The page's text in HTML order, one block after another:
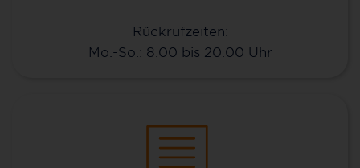
Rückrufzeiten:
Mo.-So.: 8.00 bis 20.00 Uhr